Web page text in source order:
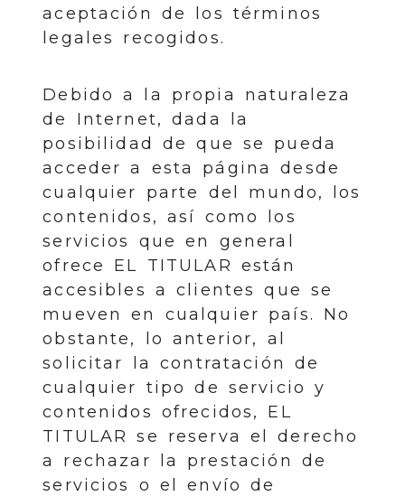
aceptación de los términos
legales recogidos.
Debido a la propia naturaleza
de Internet, dada la
posibilidad de que se pueda
acceder a esta página desde
cualquier parte del mundo, los
contenidos, así como los
servicios que en general
ofrece EL TITULAR están
accesibles a clientes que se
mueven en cualquier país. No
obstante, lo anterior, al
solicitar la contratación de
cualquier tipo de servicio y
contenidos ofrecidos, EL
TITULAR se reserva el derecho
a rechazar la prestación de
servicios o el envío de